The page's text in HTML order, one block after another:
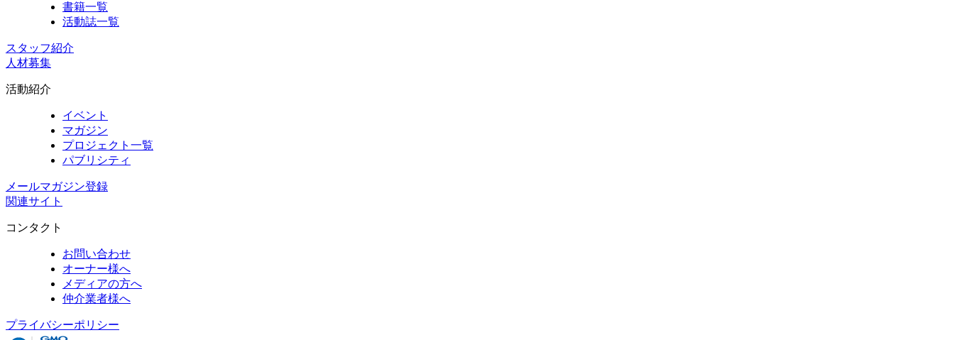
書籍一覧
活動誌一覧
スタッフ紹介
人材募集
活動紹介
イベント
マガジン
プロジェクト一覧
パブリシティ
メールマガジン登録
関連サイト
コンタクト
お問い合わせ
オーナー様へ
メディアの方へ
仲介業者様へ
プライバシーポリシー